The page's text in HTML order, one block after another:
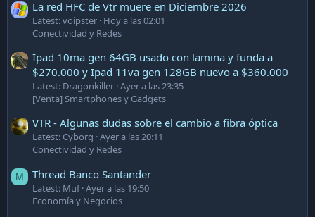
La red HFC de Vtr muere en Diciembre 2026
Latest: voipster Hoy a las 02:01
Conectividad y Redes
Ipad 10ma gen 64GB usado con lamina y funda a
$270.000 y Ipad 11va gen 128GB nuevo a $360.000
Latest: Dragonkiller Ayer a las 23:35
[Venta] Smartphones y Gadgets
VTR - Algunas dudas sobre el cambio a fibra óptica
Latest: Cyborg Ayer a las 20:11
Conectividad y Redes
M Thread Banco Santander
Latest: Muf Ayer a las 19:50
Economía y Negocios